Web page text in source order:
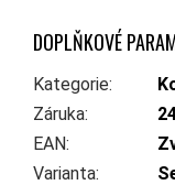
DOPLŇKOVÉ
Kategorie:
Záruka:
EAN:
Varianta: